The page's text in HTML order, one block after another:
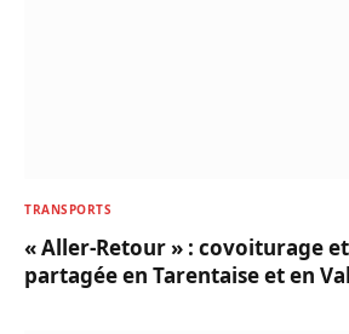
TRANSPORTS
« Aller-Retour » : covoiturage
partagée en Tarentaise et en